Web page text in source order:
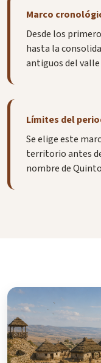
Marco
Desde los
hasta la
antiguos del
Límites del
Se elige este
territorio antes
nombre de